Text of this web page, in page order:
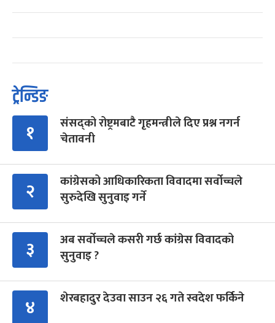
ट्रेन्डिङ
१
संसद्को रोष्ट्रमबाटै गृहमन्त्रीले दिए प्रश्न नगर्न
चेतावनी
२
कांग्रेसको आधिकारिकता विवादमा सर्वोच्चले
सुरुदेखि सुनुवाइ गर्ने
३
अब सर्वोच्चले कसरी गर्छ कांग्रेस विवादको
सुनुवाइ ?
४ शेरबहादुर देउवा साउन २६ गते स्वदेश फर्किने